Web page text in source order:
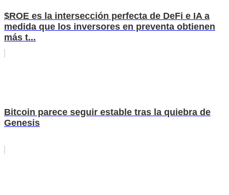
$ROE es la intersección perfecta de DeFi e IA a
medida que los inversores en preventa obtienen
más t...
Bitcoin parece seguir estable tras la quiebra de
Genesis